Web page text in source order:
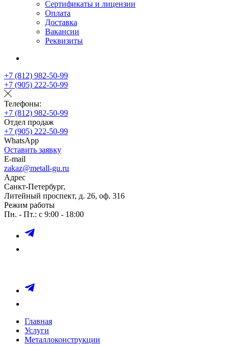
Сертификаты и лицензии
Оплата
Доставка
Вакансии
Реквизиты
+7 (812) 982-50-99
+7 (905) 222-50-99
Телефоны:
+7 (812) 982-50-99
Отдел продаж
+7 (905) 222-50-99
WhatsApp
Оставить заявку
E-mail
zakaz@metall-gu.ru
Адрес
Санкт-Петербург,
Литейный проспект, д. 26, оф. 316
Режим работы
Пн. - Пт.: с 9:00 - 18:00
Главная
Услуги
Металлоконструкции